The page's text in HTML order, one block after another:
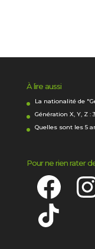
À lire aussi
La nationalité de
Génération X, Y, Z
Quelles sont les 5
Pour ne rien rater
Facebook
TikTok